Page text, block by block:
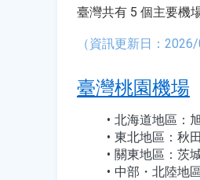
臺灣共有 5 個主要機
（資訊更新日：2026/
臺灣桃園機場
北海道地區：
東北地區：秋
關東地區：茨
中部・北陸地